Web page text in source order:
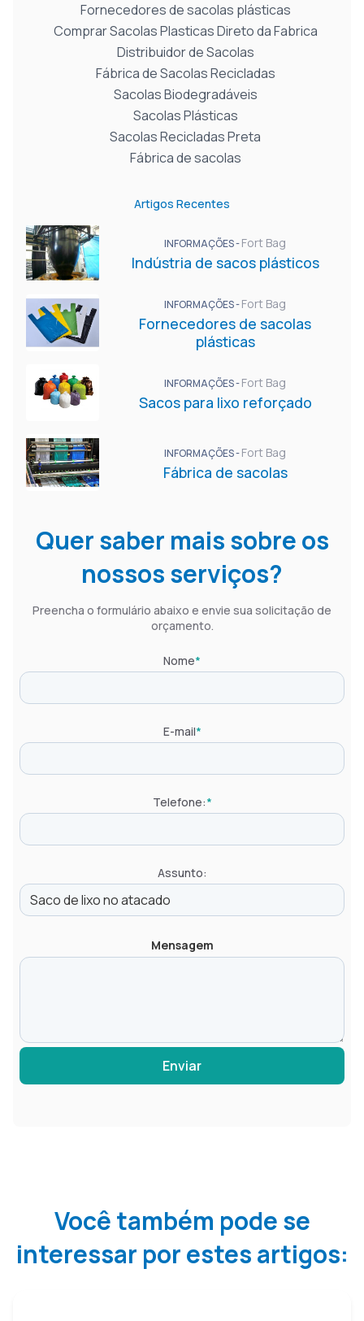
Fornecedores de sacolas plásticas
Comprar Sacolas Plasticas Direto da Fabrica
Distribuidor de Sacolas
Fábrica de Sacolas Recicladas
Sacolas Biodegradáveis
Sacolas Plásticas
Sacolas Recicladas Preta
Fábrica de sacolas
Artigos Recentes
INFORMAÇÕES -Fort Bag
Indústria de sacos plásticos
INFORMAÇÕES -Fort Bag
Fornecedores de sacolas
plásticas
INFORMAÇÕES -Fort Bag
Sacos para lixo reforçado
INFORMAÇÕES -Fort Bag
Fábrica de sacolas
Quer saber mais sobre os
nossos serviços?
Preencha o formulário abaixo e envie sua solicitação de
orçamento.
Nome*
E-mail*
Telefone:*
Assunto:
Mensagem
Enviar
Você também pode se
interessar por estes artigos: